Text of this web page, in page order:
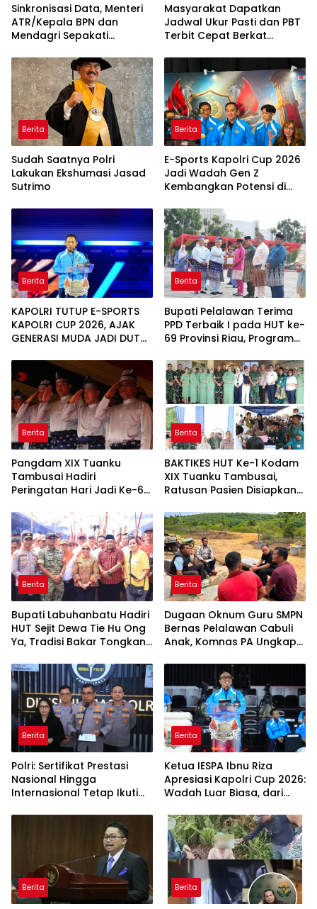
Sinkronisasi Data, Menteri
ATR/Kepala BPN dan
Mendagri Sepakati
NOP
Masyarakat Dapatkan
Jadwal Ukur Pasti dan PBT
Terbit Cepat Berkat
Terjadwal
Berita
Sudah Saatnya Polri
Lakukan Ekshumasi Jasad
Sutrimo
Berita
E-Sports Kapolri Cup 2026
Jadi Wadah Gen Z
Kembangkan Potensi di
Berita
KAPOLRI TUTUP E-SPORTS
KAPOLRI CUP 2026, AJAK
GENERASI MUDA JADI DUTA
LAPORKAN GANGGUAN KE
110
Berita
Bupati Pelalawan Terima
PPD Terbaik I pada HUT ke-
69 Provinsi Riau, Program
Sorotan
Berita
Pangdam XIX Tuanku
Tambusai Hadiri
Peringatan Hari Jadi Ke-69
Berita
BAKTIKES HUT Ke-1 Kodam
XIX Tuanku Tambusai,
Ratusan Pasien Disiapkan
Berita
Bupati Labuhanbatu Hadiri
HUT Sejit Dewa Tie Hu Ong
Ya, Tradisi Bakar Tongkang
Berita
Dugaan Oknum Guru SMPN
Bernas Pelalawan Cabuli
Anak, Komnas PA Ungkap
Polres Sejak Juli
Berita
Polri: Sertifikat Prestasi
Nasional Hingga
Internasional Tetap Ikuti
Rekrutmen Polri
Berita
Ketua IESPA Ibnu Riza
Apresiasi Kapolri Cup 2026:
Wadah Luar Biasa, dari
Nasional
Berita Berita